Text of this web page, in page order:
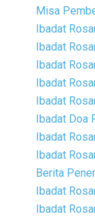
Misa
Ibadat
Ibadat
Ibadat
Ibadat
Ibadat
Ibadat Doa
Ibadat
Ibadat
Berita
Ibadat
Ibadat